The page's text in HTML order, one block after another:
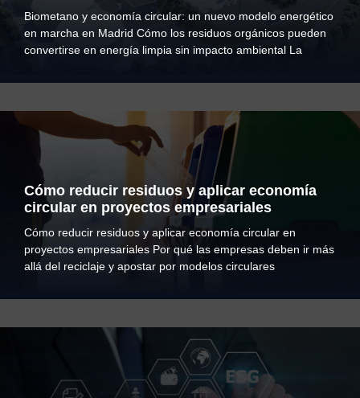
Biometano y economía circular: un nuevo modelo energético
en marcha en Madrid Cómo los residuos orgánicos pueden
convertirse en energía limpia sin impacto ambiental La
Cómo reducir residuos y aplicar economía
circular en proyectos empresariales
Cómo reducir residuos y aplicar economía circular en
proyectos empresariales Por qué las empresas deben ir más
allá del reciclaje y apostar por modelos circulares